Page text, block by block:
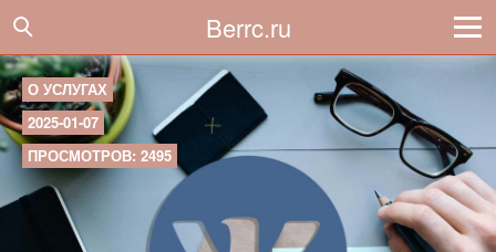
Berrc.ru
О УСЛУГАХ
2025-01-07
ПРОСМОТРОВ: 2495